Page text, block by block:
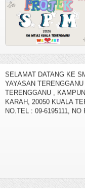
SELAMAT DATANG KE
YAYASAN TERENGGANU
TERENGGANU ,
KARAH, 20050 KUALA
NO.TEL : 09-6195111, NO